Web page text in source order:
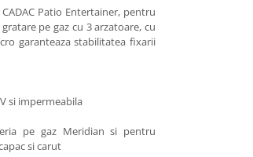
Patio Entertainer, pentru
pe gaz cu 3 arzatoare, cu
garanteaza stabilitatea fixarii
si impermeabila
pe gaz Meridian si pentru
si carut